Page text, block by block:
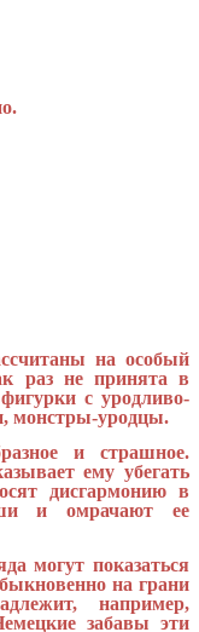
на особый
раз не принята в
с уродливо-
монстры-уродцы.
и страшное.
ему убегать
дисгармонию в
и омрачают ее
могут показаться
на грани
например,
забавы эти